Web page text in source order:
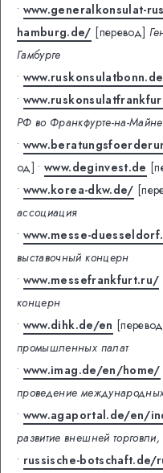
• www.generalkonsulat-
hamburg.de/ [перевод]
Гамбурге
• www.ruskonsulatbonn.de
•
РФ во Франкфурте-на-Майне
•
од] •www.deginvest.de
• www.korea-dkw.de/
ассоциация
• www.messe-
выставочный концерн
• www.messefrankfurt.ru/
концерн
• www.dihk.de/en
промышленных палат
• www.imag.de/en/home/
проведение
• www.agaportal.de/en/
развитие внешней
• russische-botschaft.de/